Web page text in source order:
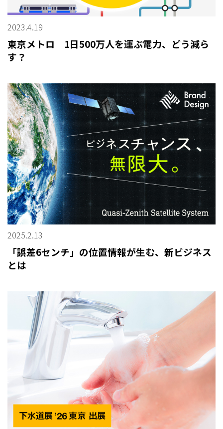
2023.4.19
東京メトロ 1日500万人を運ぶ電力、どう減ら
す？
2025.2.13
「誤差6センチ」の位置情報が生む、新ビジネス
とは